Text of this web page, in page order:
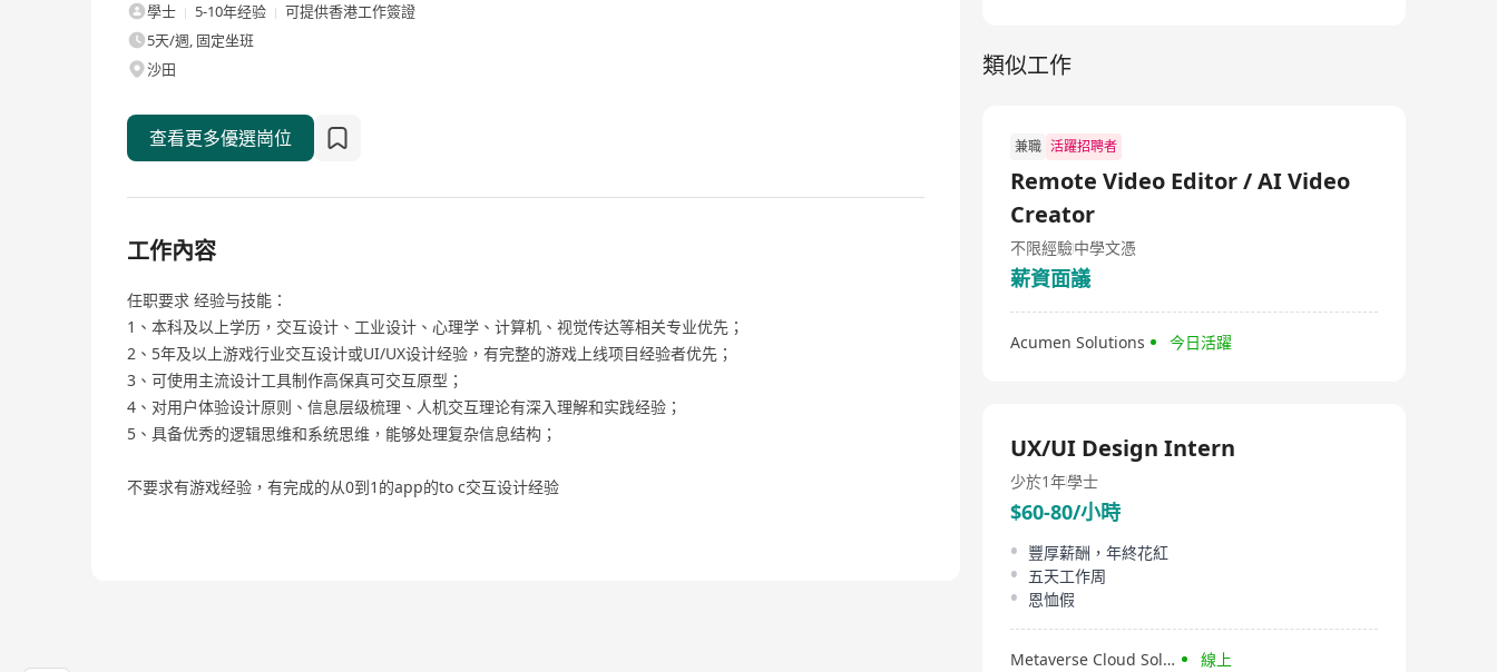
學士
5-10年经验
可提供香港工作簽證
5天/週, 固定坐班
沙田
查看更多優選崗位
工作內容
任职要求 经验与技能：
1、本科及以上学历，交互设计、工业设计、心理学、计算机、视觉传达等相关专业优先；
2、5年及以上游戏行业交互设计或UI/UX设计经验，有完整的游戏上线项目经验者优先；
3、可使用主流设计工具制作高保真可交互原型；
4、对用户体验设计原则、信息层级梳理、人机交互理论有深入理解和实践经验；
5、具备优秀的逻辑思维和系统思维，能够处理复杂信息结构；
不要求有游戏经验，有完成的从0到1的app的to c交互设计经验
類似工作
兼職 活躍招聘者
Remote Video Editor / AI Video
Creator
不限經驗中學文憑
薪資面議
Acumen Solutions 今日活躍
UX/UI Design Intern
少於1年學士
$60-80/小時
豐厚薪酬，年終花紅
五天工作周
恩恤假
Metaverse Cloud Solution Limited 線上